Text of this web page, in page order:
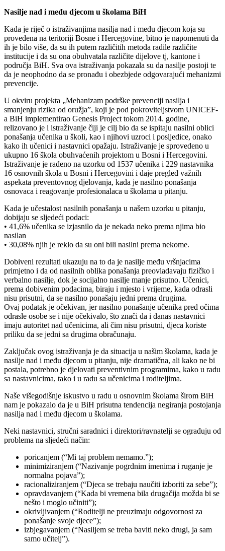
Nasilje nad i među djecom u školama BiH
Kada je riječ o istraživanjima nasilja nad i među djecom koja su
provedena na teritoriji Bosne i Hercegovine, bitno je napomenuti da
ih je bilo više, da su ih putem različitih metoda radile različite
institucije i da su ona obuhvatala različite dijelove tj, kantone i
područja BiH. Sva ova istraživanja pokazala su da nasilje postoji te
da je neophodno da se pronađu i obezbjede odgovarajući mehanizmi
prevencije.
U okviru projekta „Mehanizam podrške prevenciji nasilja i
smanjenju rizika od oružja”, koji je pod pokroviteljstvom UNICEF-
a BiH implementirao Genesis Project tokom 2014. godine,
relizovano je i istraživanje čiji je cilj bio da se ispitaju nasilni oblici
ponašanja učenika u školi, kao i njihovi uzroci i posljedice, onako
kako ih učenici i nastavnici opažaju. Istraživanje je sprovedeno u
ukupno 16 škola obuhvaćenih projektom u Bosni i Hercegovini.
Istraživanje je rađeno na uzorku od 1537 učenika i 229 nastavnika
16 osnovnih škola u Bosni i Hercegovini i daje pregled važnih
aspekata preventovnog djelovanja, kada je nasilno ponašanja
osnovaca i reagovanje profesionalaca u školama u pitanju.
Kada je učestalost nasilnih ponašanja u našem uzorku u pitanju,
dobijaju se sljedeći podaci:
• 41,6% učenika se izjasnilo da je nekada neko prema njima bio
nasilan
• 30,08% njih je reklo da su oni bili nasilni prema nekome.
Dobiveni rezultati ukazuju na to da je nasilje među vršnjacima
primjetno i da od nasilnih oblika ponašanja preovladavaju fizičko i
verbalno nasilje, dok je socijalno nasilje manje prisutno. Učenici,
prema dobivenim podacima, biraju i mjesto i vrijeme, kada odrasli
nisu prisutni, da se nasilno ponašaju jedni prema drugima.
Ovaj podatak je očekivan, jer nasilno ponašanje učenika pred očima
odrasle osobe se i nije očekivalo, što znači da i danas nastavnici
imaju autoritet nad učenicima, ali čim nisu prisutni, djeca koriste
priliku da se jedni sa drugima obračunaju.
Zaključak ovog istraživanja je da situacija u našim školama, kada je
nasilje nad i među djecom u pitanju, nije dramatična, ali kako ne bi
postala, potrebno je djelovati preventivnim programima, kako u radu
sa nastavnicima, tako i u radu sa učenicima i roditeljima.
Naše višegodišnje iskustvo u radu u osnovnim školama širom BiH
nam je pokazalo da je u BiH prisutna tendencija negiranja postojanja
nasilja nad i među djecom u školama.
Neki nastavnici, stručni saradnici i direktori/ravnatelji se ograđuju od
problema na sljedeći način:
poricanjem (“Mi taj problem nemamo.”);
minimiziranjem (“Nazivanje pogrdnim imenima i ruganje je
normalna pojava”);
racionaliziranjem (“Djeca se trebaju naučiti izboriti za sebe”);
opravdavanjem (“Kada bi vremena bila drugačija možda bi se
nešto i moglo učiniti”);
okrivljivanjem (“Roditelji ne preuzimaju odgovornost za
ponašanje svoje djece”);
izbjegavanjem (“Nasiljem se treba baviti neko drugi, ja sam
samo učitelj”).